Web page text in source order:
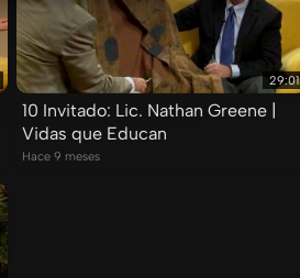
29:01
10 Invitado: Lic. Nathan Greene |
Vidas que Educan
Hace 9 meses